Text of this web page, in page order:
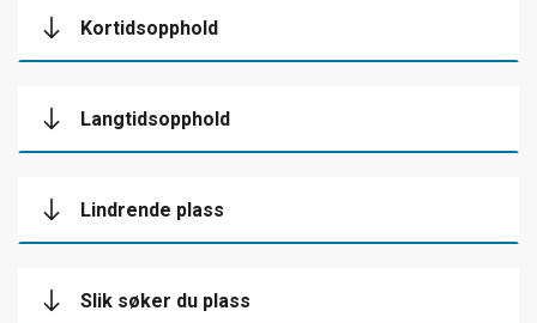
Kortidsopphold
Langtidsopphold
Lindrende plass
Slik søker du plass